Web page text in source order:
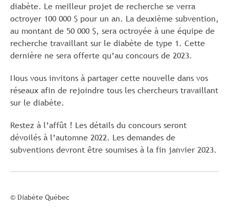
diabète. Le meilleur projet de recherche se verra
octroyer 100 000 $ pour un an. La deuxième subvention,
au montant de 50 000 $, sera octroyée à une équipe de
recherche travaillant sur le diabète de type 1. Cette
dernière ne sera offerte qu’au concours de 2023.
Nous vous invitons à partager cette nouvelle dans vos
réseaux afin de rejoindre tous les chercheurs travaillant
sur le diabète.
Restez à l’affût ! Les détails du concours seront
dévoilés à l’automne 2022. Les demandes de
subventions devront être soumises à la fin janvier 2023.
© Diabète Québec